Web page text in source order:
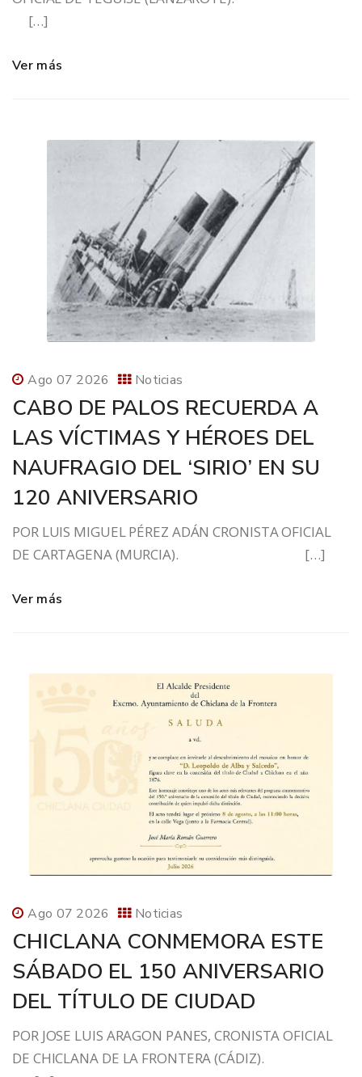
[…]
Ver más
Ago 07 2026 Noticias
CABO DE PALOS RECUERDA A
LAS VÍCTIMAS Y HÉROES DEL
NAUFRAGIO DEL ‘SIRIO’ EN SU
120 ANIVERSARIO
POR LUIS MIGUEL PÉREZ ADÁN CRONISTA OFICIAL
DE CARTAGENA (MURCIA). […]
Ver más
Ago 07 2026 Noticias
CHICLANA CONMEMORA ESTE
SÁBADO EL 150 ANIVERSARIO
DEL TÍTULO DE CIUDAD
POR JOSE LUIS ARAGON PANES, CRONISTA OFICIAL
DE CHICLANA DE LA FRONTERA (CÁDIZ).